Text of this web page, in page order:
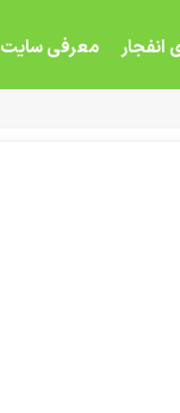
انفجار معرفی سایت